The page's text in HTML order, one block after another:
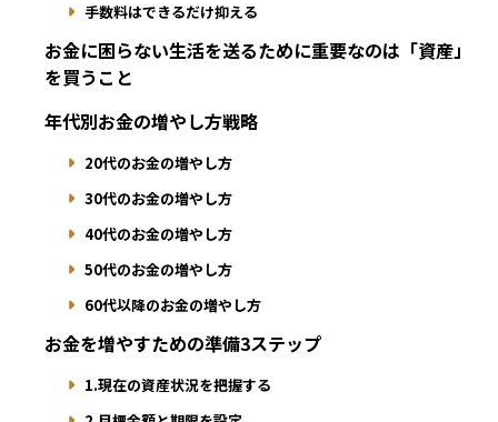
手数料はできるだけ抑える
お金に困らない生活を送るために重要なのは「資産」
を買うこと
年代別お金の増やし方戦略
20代のお金の増やし方
30代のお金の増やし方
40代のお金の増やし方
50代のお金の増やし方
60代以降のお金の増やし方
お金を増やすための準備3ステップ
1.現在の資産状況を把握する